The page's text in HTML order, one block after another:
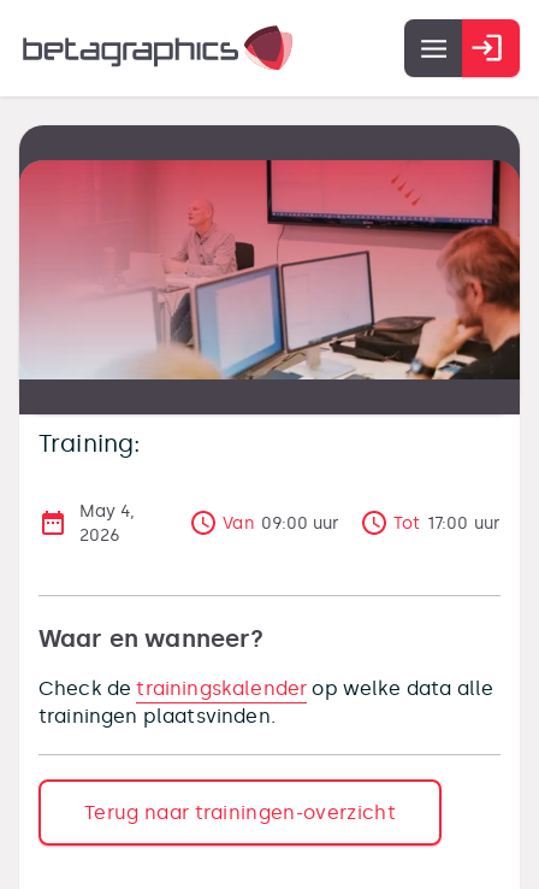
Training:
May 4,
2026
Van 09:00 uur Tot 17:00 uur
Waar en wanneer?
Check detrainingskalender op welke data alle
trainingen plaatsvinden.
Terug naar trainingen-overzicht